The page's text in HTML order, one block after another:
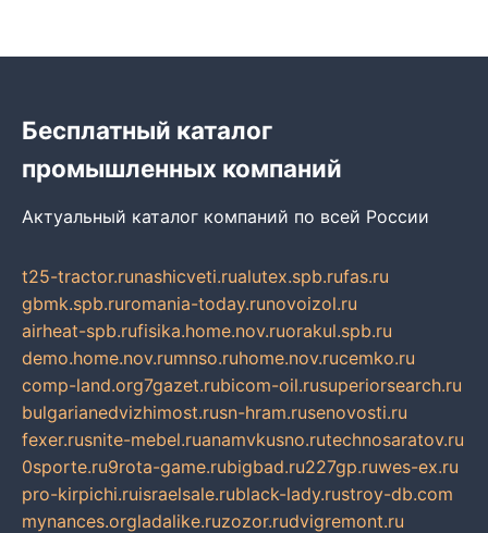
Бесплатный каталог
промышленных компаний
Актуальный каталог компаний по всей России
t25-tractor.runashicveti.rualutex.spb.rufas.ru
gbmk.spb.ruromania-today.runovoizol.ru
airheat-spb.rufisika.home.nov.ruorakul.spb.ru
demo.home.nov.rumnso.ruhome.nov.rucemko.ru
comp-land.org7gazet.rubicom-oil.rusuperiorsearch.ru
bulgarianedvizhimost.rusn-hram.rusenovosti.ru
fexer.rusnite-mebel.ruanamvkusno.rutechnosaratov.ru
0sporte.ru9rota-game.rubigbad.ru227gp.ruwes-ex.ru
pro-kirpichi.ruisraelsale.rublack-lady.rustroy-db.com
mynances.orgladalike.ruzozor.rudvigremont.ru